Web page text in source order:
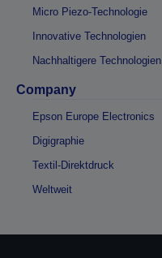
Micro Piezo-Technologie
Innovative Technologien
Nachhaltigere Technologien
Company
Epson Europe Electronics
Digigraphie
Textil-Direktdruck
Weltweit